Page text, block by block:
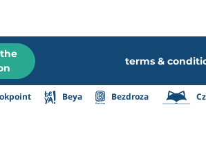
terms &
Beya Bezdroza